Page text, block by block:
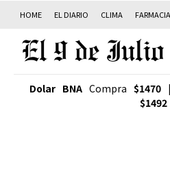
HOME EL DIARIO CLIMA
Dolar BNA Compra $1470
$1492